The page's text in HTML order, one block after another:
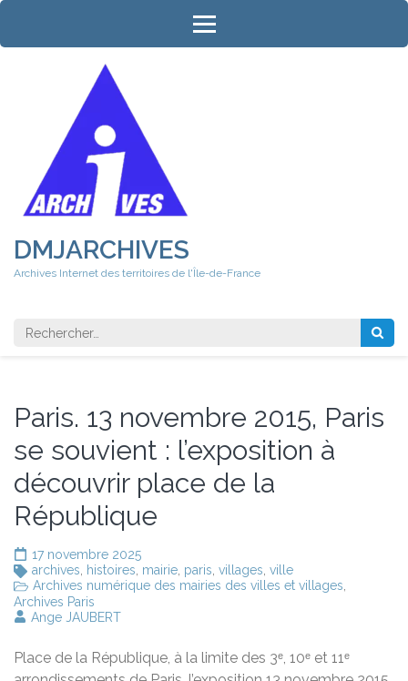
Aller
contenu
DMJARCHIVES
Archives Internet des territoires de l'Île-de-France
Rechercher
Paris. 13 novembre 2015, Paris
se souvient : l’exposition à
découvrir place de la
République
17 novembre 2025
archives
histoires mairie paris villages ville
Archives numérique des mairies des villes et villages
Archives Paris
Ange JAUBERT
Place de la République, à la limite des 3ᵉ, 10ᵉ et 11ᵉ